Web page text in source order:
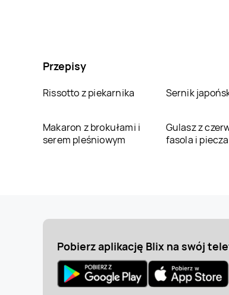
Przepisy
Rissotto z piekarnika Sernik
Makaron z brokułami i
serem pleśniowym
Gulasz z
fasola i
Pobierz aplikację Blix na swój